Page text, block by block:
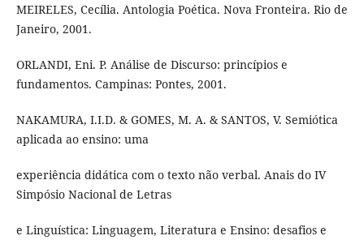
MEIRELES, Cecília. Antologia Poética. Nova Fronteira. Rio de
Janeiro, 2001.
ORLANDI, Eni. P. Análise de Discurso: princípios e
fundamentos. Campinas: Pontes, 2001.
NAKAMURA, I.I.D. & GOMES, M. A. & SANTOS, V. Semiótica
aplicada ao ensino: uma
experiência didática com o texto não verbal. Anais do IV
Simpósio Nacional de Letras
e Linguística: Linguagem, Literatura e Ensino: desafios e